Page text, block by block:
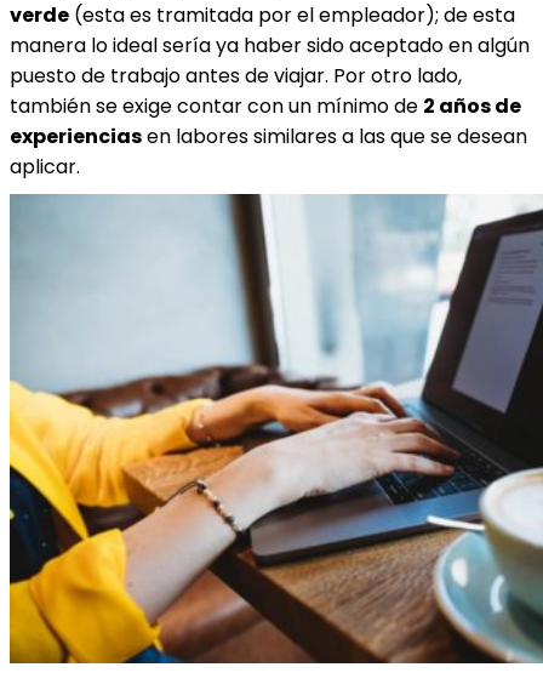
verde (esta es tramitada por el empleador); de esta
manera lo ideal sería ya haber sido aceptado en algún
puesto de trabajo antes de viajar. Por otro lado,
también se exige contar con un mínimo de 2 años de
experienciasen labores similares a las que se desean
aplicar.